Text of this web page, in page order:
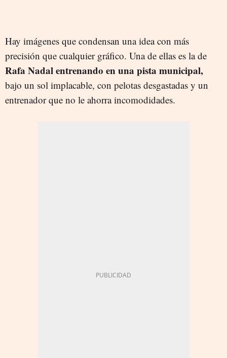
Hay imágenes que condensan una idea con más
precisión que cualquier gráfico. Una de ellas es la de
Rafa Nadal entrenando en una pista municipal,
bajo un sol implacable, con pelotas desgastadas y un
entrenador que no le ahorra incomodidades.